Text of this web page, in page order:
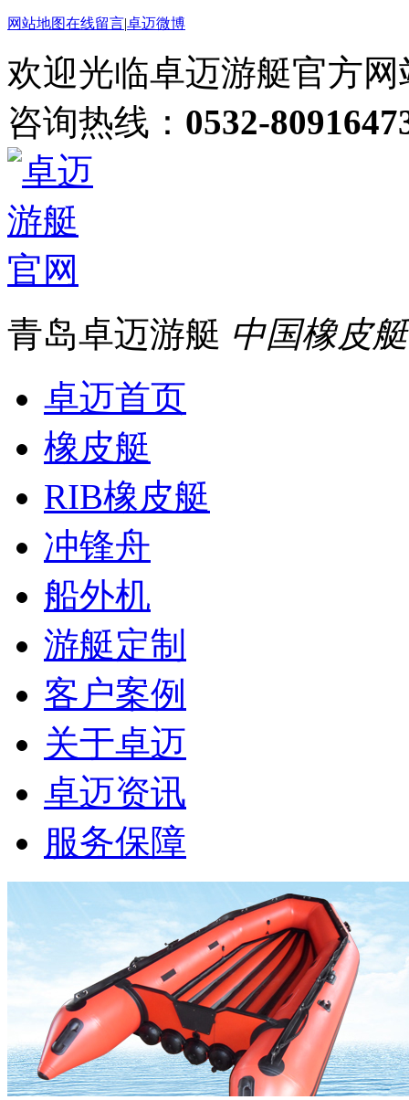
网站地图在线留言|卓迈微博
欢迎光临卓迈游艇官方
咨询热线： 0532-
青岛卓迈游艇 中国橡皮
卓迈首页
橡皮艇
RIB橡皮艇
冲锋舟
船外机
游艇定制
客户案例
关于卓迈
卓迈资讯
服务保障